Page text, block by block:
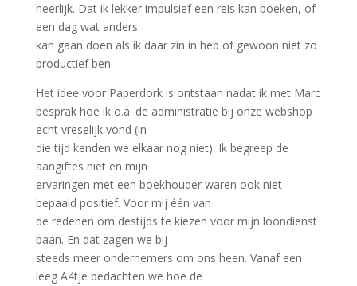
heerlijk. Dat ik lekker impulsief een reis kan boeken, of
een dag wat anders
kan gaan doen als ik daar zin in heb of gewoon niet zo
productief ben.
Het idee voor Paperdork is ontstaan nadat ik met Marc
besprak hoe ik o.a. de administratie bij onze webshop
echt vreselijk vond (in
die tijd kenden we elkaar nog niet). Ik begreep de
aangiftes niet en mijn
ervaringen met een boekhouder waren ook niet
bepaald positief. Voor mij één van
de redenen om destijds te kiezen voor mijn loondienst
baan. En dat zagen we bij
steeds meer ondernemers om ons heen. Vanaf een
leeg A4tje bedachten we hoe de